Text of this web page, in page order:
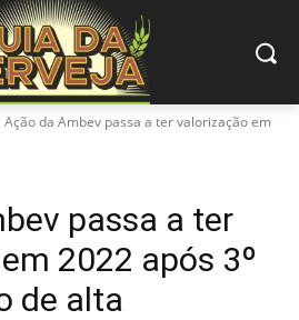
Ação da Ambev passa a ter valorização em
passa a ter
2022 após 3º
de alta